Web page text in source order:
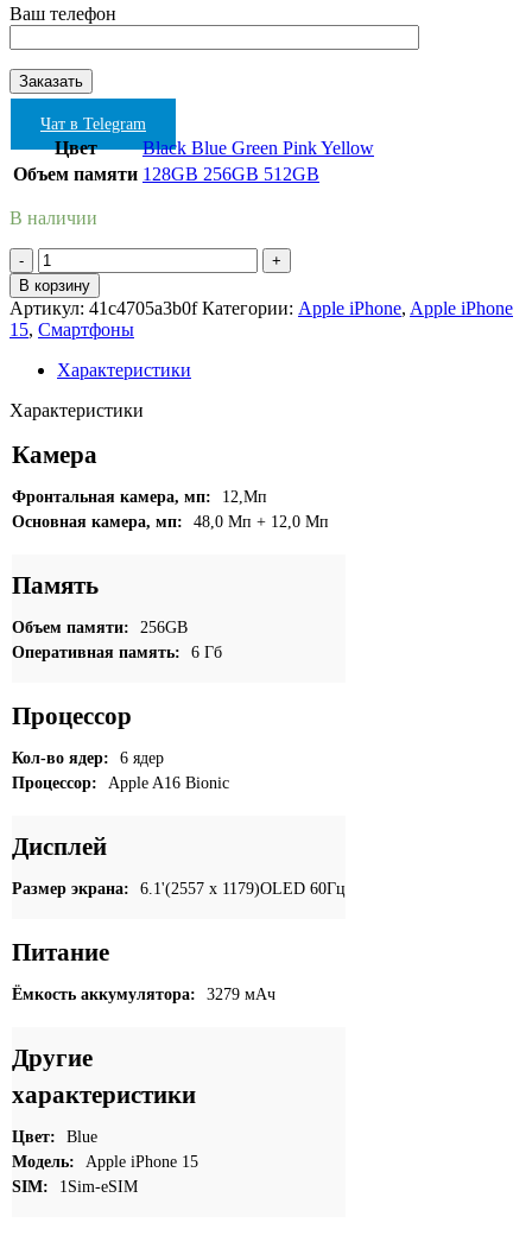
Ваш телефон
Чат в Telegram
Цвет Black Blue Green PinkYellow
Объем памяти 128GB 256GB 512GB
В наличии
Количество
товара
Apple
iPhone
15
256Gb
/
В корзину
Артикул: 41c4705a3b0fКатегории: Apple iPhone, Apple iPhone
15, Смартфоны
Характеристики
Характеристики
Камера
Фронтальная камера, мп:
12,Мп
Основная камера, мп:
48,0 Мп + 12,0 Мп
Память
Объем памяти:
256GB
Оперативная память:
6 Гб
Процессор
Кол-во ядер:
6 ядер
Процессор:
Apple A16 Bionic
Дисплей
Размер экрана: 6.1'(2557 x 1179)OLED 60Гц
Питание
Ёмкость аккумулятора: 3279 мАч
Другие
характеристики
Цвет:
Blue
Модель:
Apple iPhone 15
SIM:
1Sim-eSIM